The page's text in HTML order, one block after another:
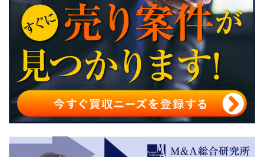
M&Aによる事業承継と廃業のメリット・デメリットを比
較
廃業ではなく事業承継M&Aをおすすめする理由
事業承継・廃業を学べる本・書籍
事業承継M&Aの相談先
事業承継と廃業のメリット・デメリットまとめ